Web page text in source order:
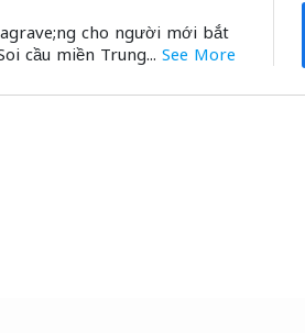
cho người mới bắt
cầu miền Trung... See More